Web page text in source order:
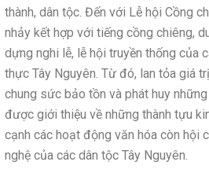
thành, dân tộc. Đến với Lễ hội Cồng
nhảy kết hợp với tiếng cồng chiêng,
dựng nghi lễ, lễ hội truyền thống của
thực Tây Nguyên. Từ đó, lan tỏa giá
chung sức bảo tồn và phát huy
được giới thiệu về những thành tựu
cạnh các hoạt động văn hóa còn hội
nghệ của các dân tộc Tây Nguyên.